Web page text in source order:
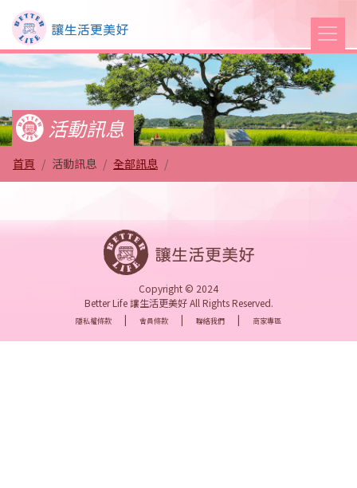
Better Life 讓生活更美
活動訊息
首頁 活動訊息 全部訊息
Copyright © 2024
Better Life 讓生活更美好 All Rights Reserved.
隱私權條款 | 會員條款 | 聯絡我們 | 商家專區